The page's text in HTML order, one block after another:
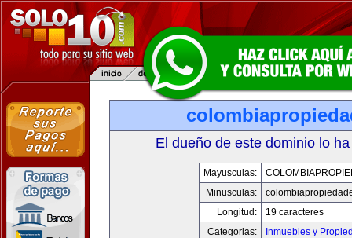
El dueño de este dominio lo
Mayusculas:
Minusculas:
Longitud:
19 caracteres
Categorias:
Inmuebles y